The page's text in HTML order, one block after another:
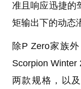
准且响应迅捷的
矩输出下的动态
除P Zero家族
Scorpion Winter
两款规格，以